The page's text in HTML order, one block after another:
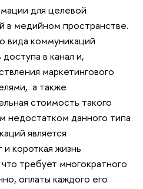
для целевой
в медийном пространстве.
вида коммуникаций
в канал и,
маркетингового
а также
стоимость такого
недостатком данного типа
является
короткая жизнь
требует многократного
оплаты каждого его